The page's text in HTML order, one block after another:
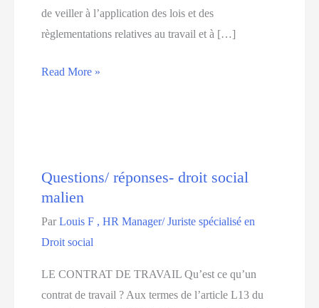
de veiller à l’application des lois et des
règlementations relatives au travail et à […]
Read More »
Questions/ réponses- droit social
malien
ParLouis F , HR Manager/ Juriste spécialisé en
Droit social
LE CONTRAT DE TRAVAIL Qu’est ce qu’un
contrat de travail ? Aux termes de l’article L13 du